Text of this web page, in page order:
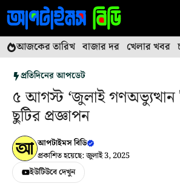
এড়িেয়
লেখায়
যান
আজকের তারিখ বাজার দর খেলার খবর
প্রতিদিনের আপডেট
৫ আগস্ট ‘জুলাই গণঅভ্যুত্থান
ছুটির প্রজ্ঞাপন
আপটাইমস বিডি
প্রকাশিত হয়েছে: জুলাই 3, 2025
ইউটিউবে দেখুন